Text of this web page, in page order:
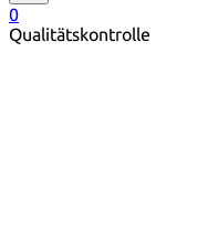
0
Qualitätskontrolle